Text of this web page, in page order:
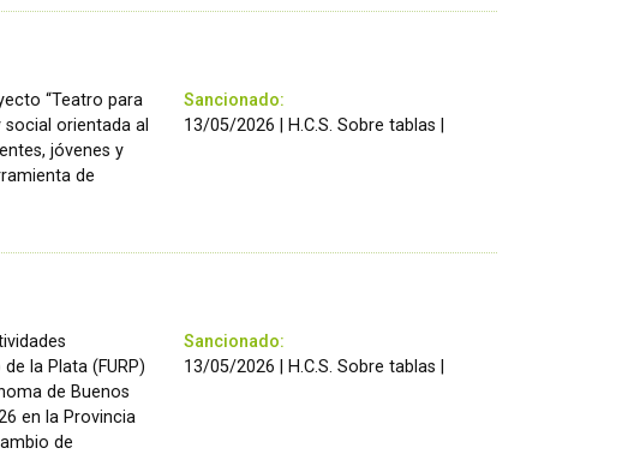
“Teatro para
orientada al
jóvenes y
de
Sancionado:
13/05/2026 | H.C.S. Sobre tablas |
la Plata (FURP)
de Buenos
en la Provincia
de
Sancionado:
13/05/2026 | H.C.S. Sobre tablas |